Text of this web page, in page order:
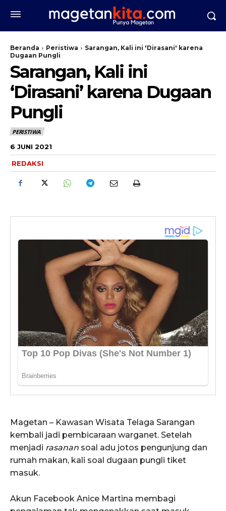
Beranda Peristiwa
Sarangan, Kali ini 'Dirasani' karena
Dugaan Pungli
Sarangan, Kali ini
‘Dirasani’ karena Dugaan
Pungli
PERISTIWA
6 JUNI 2021
REDAKSI
Magetan – Kawasan Wisata Telaga Sarangan
kembali jadi pembicaraan warganet. Setelah
menjadi rasanan soal adu jotos pengunjung dan
rumah makan, kali soal dugaan pungli tiket
masuk.
Akun Facebook Anice Martina membagi